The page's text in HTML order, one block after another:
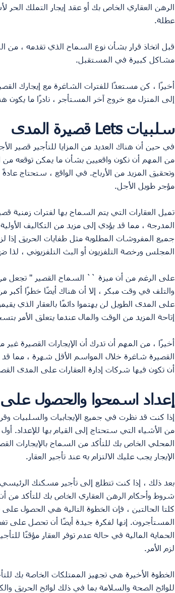
الرهن العقاري الخاص بك أو عقد إيجار التملك
عطلة.
قبل اتخاذ قرار بشأن نوع السماح الذي تقدمه ،
مشاكل كبيرة في المستقبل.
أخيرًا ، كن مستعدًا للفترات الشاغرة مع إيجارك
إلى المنزل مع خروج آخر المستأجر ، نادرًا ما يكون
سلبيات Lets قصيرة المدى
في حين أن هناك العديد من المزايا للتأجير قصير
من المهم أن نكون واقعيين بشأن ما يمكن توقعه من
وتحقيق المزيد من الأرباح. في الواقع ، ستحتاج
مؤجر طويل الأجل.
تميل العقارات التي يتم السماح بها لفترات زمنية
المدرجة ، مما قد يؤدي إلى مزيد من التكاليف
جميع المفروشات المطلوبة مثل طفايات الحريق إذا لزم
المجلس ورخصة التلفزيون أو البث التلفزيوني ،
على الرغم من أن ميزة `` السماح القصير '' تجعل
والتلف في وقت مبكر ، إلا أن هناك أيضًا خطرًا أكبر
على المدى الطويل لن يهتموا دائمًا بالعقار الذي
إتاحة المزيد من الوقت والمال عندما يتعلق الأمر
أخيرًا ، من المهم أن تدرك أن الإيجارات القصيرة
القصيرة شاغرة خلال المواسم الأقل شهرة ، مما
أن تكون فيها شركات إدارة العقارات على المدى
إعداد اسمحوا والحصول
إذا كنت قد نظرت في جميع الإيجابيات والسلبيات
من الأشياء التي ستحتاج إلى القيام بها
المحلي الخاص بك للتأكد من السماح بالإيجارات
الإيجار يجب عليك الالتزام به عند تأجير العقار.
بعد ذلك ، إذا كنت تتطلع إلى تأجير مسكنك
شروط وأحكام الرهن العقاري الخاص بك للتأكد من
كلتا الحالتين ، فإن الخطوة التالية هي الحصول
المستأجرون. إنها لفكرة جيدة أيضًا أن تحصل على
الحماية المالية في حالة عدم توفر العقار مؤقتًا
لزم الأمر.
الخطوة الأخيرة هي تجهيز الممتلكات الخاصة بك
للوائح الصحة والسلامة بما في ذلك لوائح الحريق